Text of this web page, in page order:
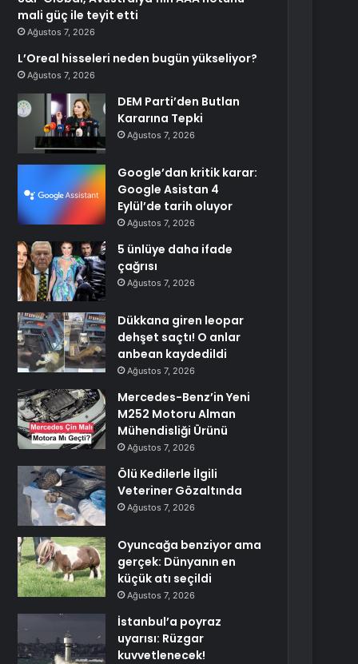
mali güç ile teyit etti
Ağustos 7, 2026
L’Oreal hisseleri neden bugün yükseliyor?
Ağustos 7, 2026
DEM Parti’den Butlan
Kararına Tepki
Ağustos 7, 2026
Google’dan kritik karar:
Google Asistan 4
Eylül’de tarih oluyor
Ağustos 7, 2026
5 ünlüye daha ifade
çağrısı
Ağustos 7, 2026
Dükkana giren leopar
dehşet saçtı! O anlar
anbean kaydedildi
Ağustos 7, 2026
Mercedes-Benz’in Yeni
M252 Motoru Alman
Mühendisliği Ürünü
Ağustos 7, 2026
Ölü Kedilerle İlgili
Veteriner Gözaltında
Ağustos 7, 2026
Oyuncağa benziyor ama
gerçek: Dünyanın en
küçük atı seçildi
Ağustos 7, 2026
İstanbul’a poyraz
uyarısı: Rüzgar
kuvvetlenecek!